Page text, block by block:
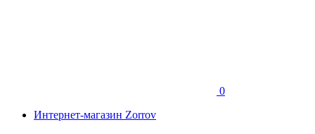
0
Интернет-магазин Zorrov